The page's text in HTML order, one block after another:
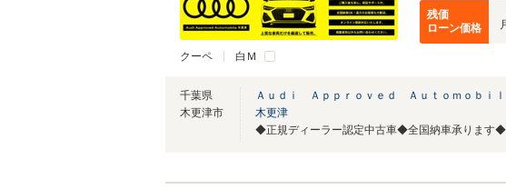
クーペ 白Ｍ
残価
ローン価格
千葉県
木更津市
Ａｕｄｉ Ａｐｐｒｏｖｅｄ Ａｕｔｏｍｏｂｉ
木更津
◆正規ディーラー認定中古車◆全国納車承ります◆